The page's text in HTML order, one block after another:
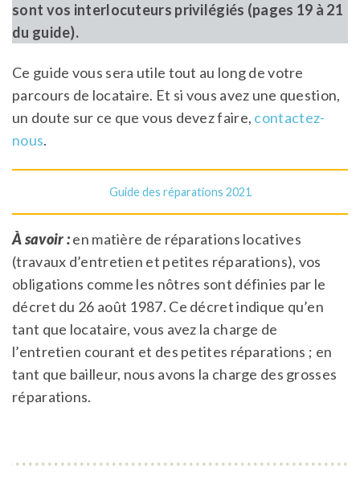
sont vos interlocuteurs privilégiés (pages 19 à 21
du guide).
Ce guide vous sera utile tout au long de votre
parcours de locataire. Et si vous avez une question,
un doute sur ce que vous devez faire, contactez-
nous.
Guide des réparations 2021
À savoir :en matière de réparations locatives
(travaux d’entretien et petites réparations), vos
obligations comme les nôtres sont définies par le
décret du 26 août 1987. Ce décret indique qu’en
tant que locataire, vous avez la charge de
l’entretien courant et des petites réparations ; en
tant que bailleur, nous avons la charge des grosses
réparations.